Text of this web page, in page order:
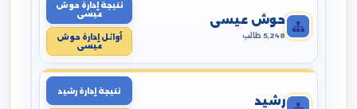
حوش عيسى
5,248 طالب
نتيجة إدارة حوش
عيسى
أوائل إدارة حوش
عيسى
رشيد
نتيجة إدارة رشيد